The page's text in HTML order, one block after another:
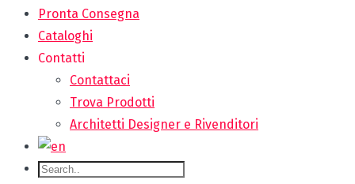
Pronta Consegna
Cataloghi
Contatti
Contattaci
Trova Prodotti
Architetti Designer e Rivenditori